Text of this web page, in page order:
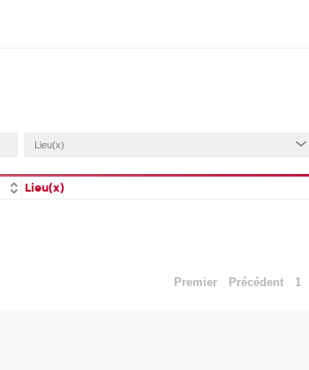
Lieu(x)
Premier Précédent 1